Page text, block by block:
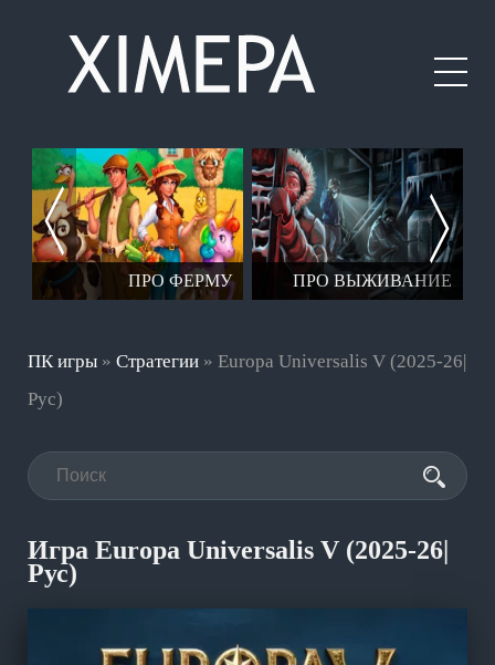
ПРО ФЕРМУ ПРО ВЫЖИВАНИЕ
ПК игры » Стратегии » Europa Universalis V (2025-26|
Рус)
Игра Europa Universalis V (2025-26|
Рус)